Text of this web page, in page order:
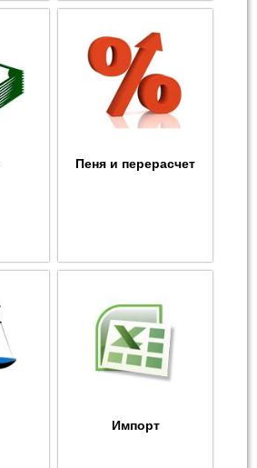
Пеня и перерасчет
Импорт